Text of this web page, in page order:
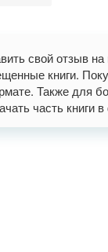
свой отзыв
книги.
Также для
часть книги